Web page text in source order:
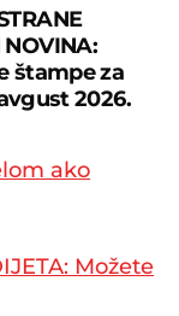
štampe za
2026.
ako
Možete